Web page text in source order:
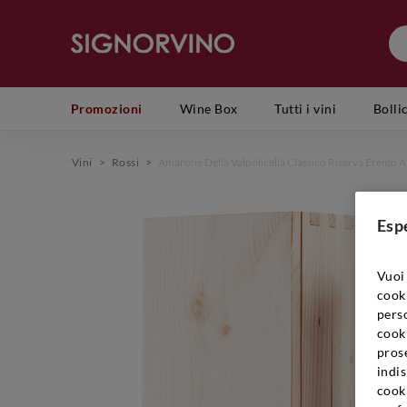
Promozioni Wine Box Tutti i vini
Vini > Rossi >